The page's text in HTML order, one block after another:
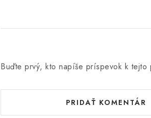
Buďte prvý, kto napíše príspevok k tejto
PRIDAŤ KOMENTÁR